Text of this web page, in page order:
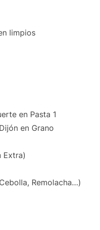
limpios
en Pasta 1
en Grano
Extra)
Remolacha…)